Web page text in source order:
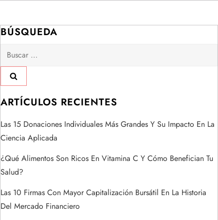
a
c
i
ó
n
d
e
e
BÚSQUEDA
Buscar:
ARTÍCULOS RECIENTES
Las 15 Donaciones Individuales Más Grandes Y Su Impacto En La
Ciencia Aplicada
¿Qué Alimentos Son Ricos En Vitamina C Y Cómo Benefician Tu
Salud?
Las 10 Firmas Con Mayor Capitalización Bursátil En La Historia
Del Mercado Financiero